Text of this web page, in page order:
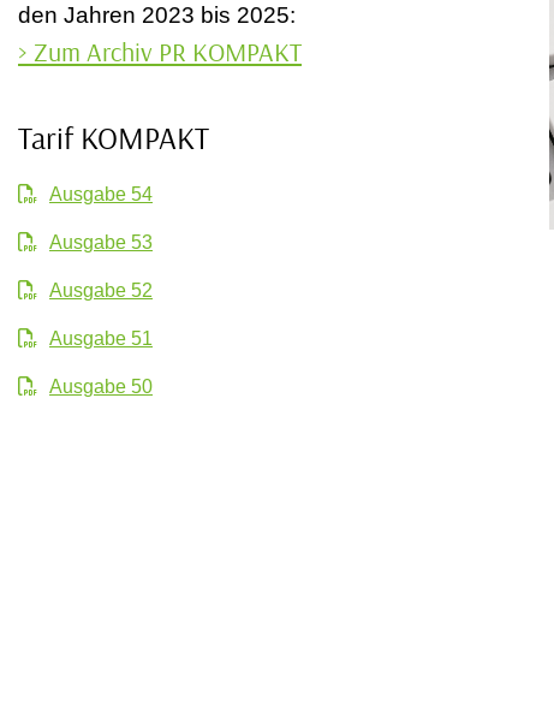
den Jahren 2023 bis 2025:
> Zum Archiv PR KOMPAKT
Tarif KOMPAKT
Ausgabe 54
Ausgabe 53
Ausgabe 52
Ausgabe 51
Ausgabe 50